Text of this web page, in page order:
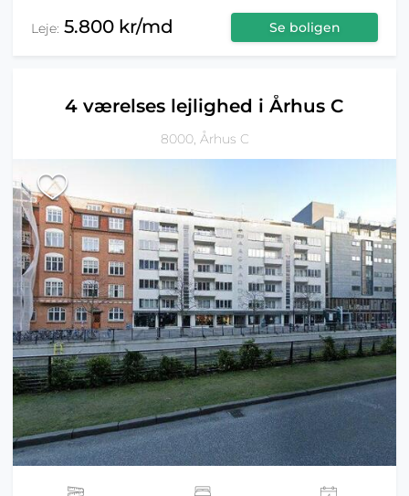
Leje: 5.800 kr/md Se boligen
4 værelses lejlighed i Århus C
8000, Århus C